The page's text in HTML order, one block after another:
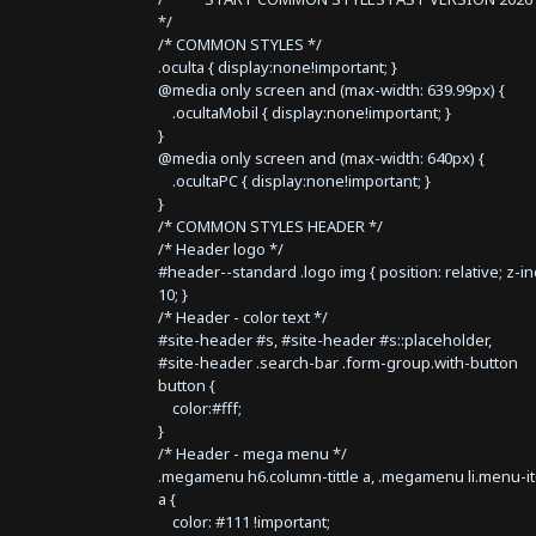
*/
/* COMMON STYLES */
.oculta { display:none!important; }
@media only screen and (max-width: 639.99px) {
.ocultaMobil { display:none!important; }
}
@media only screen and (max-width: 640px) {
.ocultaPC { display:none!important; }
}
/* COMMON STYLES HEADER */
/* Header logo */
#header--standard .logo img { position: relative; z-
10; }
/* Header - color text */
#site-header #s, #site-header #s::placeholder,
#site-header .search-bar .form-group.with-button
button {
color:#fff;
}
/* Header - mega menu */
.megamenu h6.column-tittle a, .megamenu li.menu-
a {
color: #111 !important;